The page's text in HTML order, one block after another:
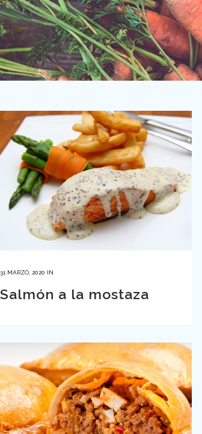
31 MARZO, 2020 IN
Salmón a la mostaza